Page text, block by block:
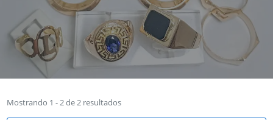
Mostrando 1 - 2 de 2 resultados